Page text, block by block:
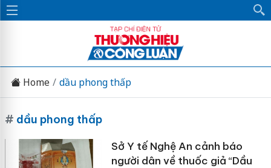
Home dầu phong thấp
# dầu phong thấp
Sở Y tế Nghệ An cảnh báo
người dân về thuốc giả “Dầu